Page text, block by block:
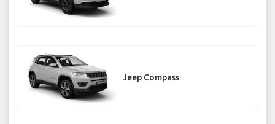
Jeep Compass